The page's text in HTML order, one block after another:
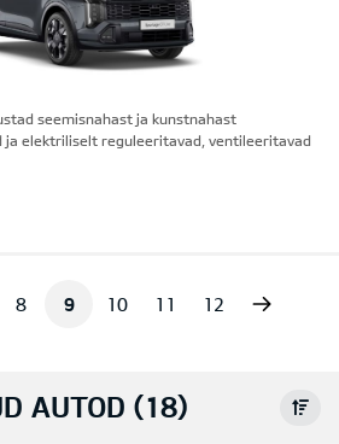
seemisnahast ja kunstnahast
elektriliselt reguleeritavad, ventileeritavad
8 9 10 11 12
AUTOD (18)